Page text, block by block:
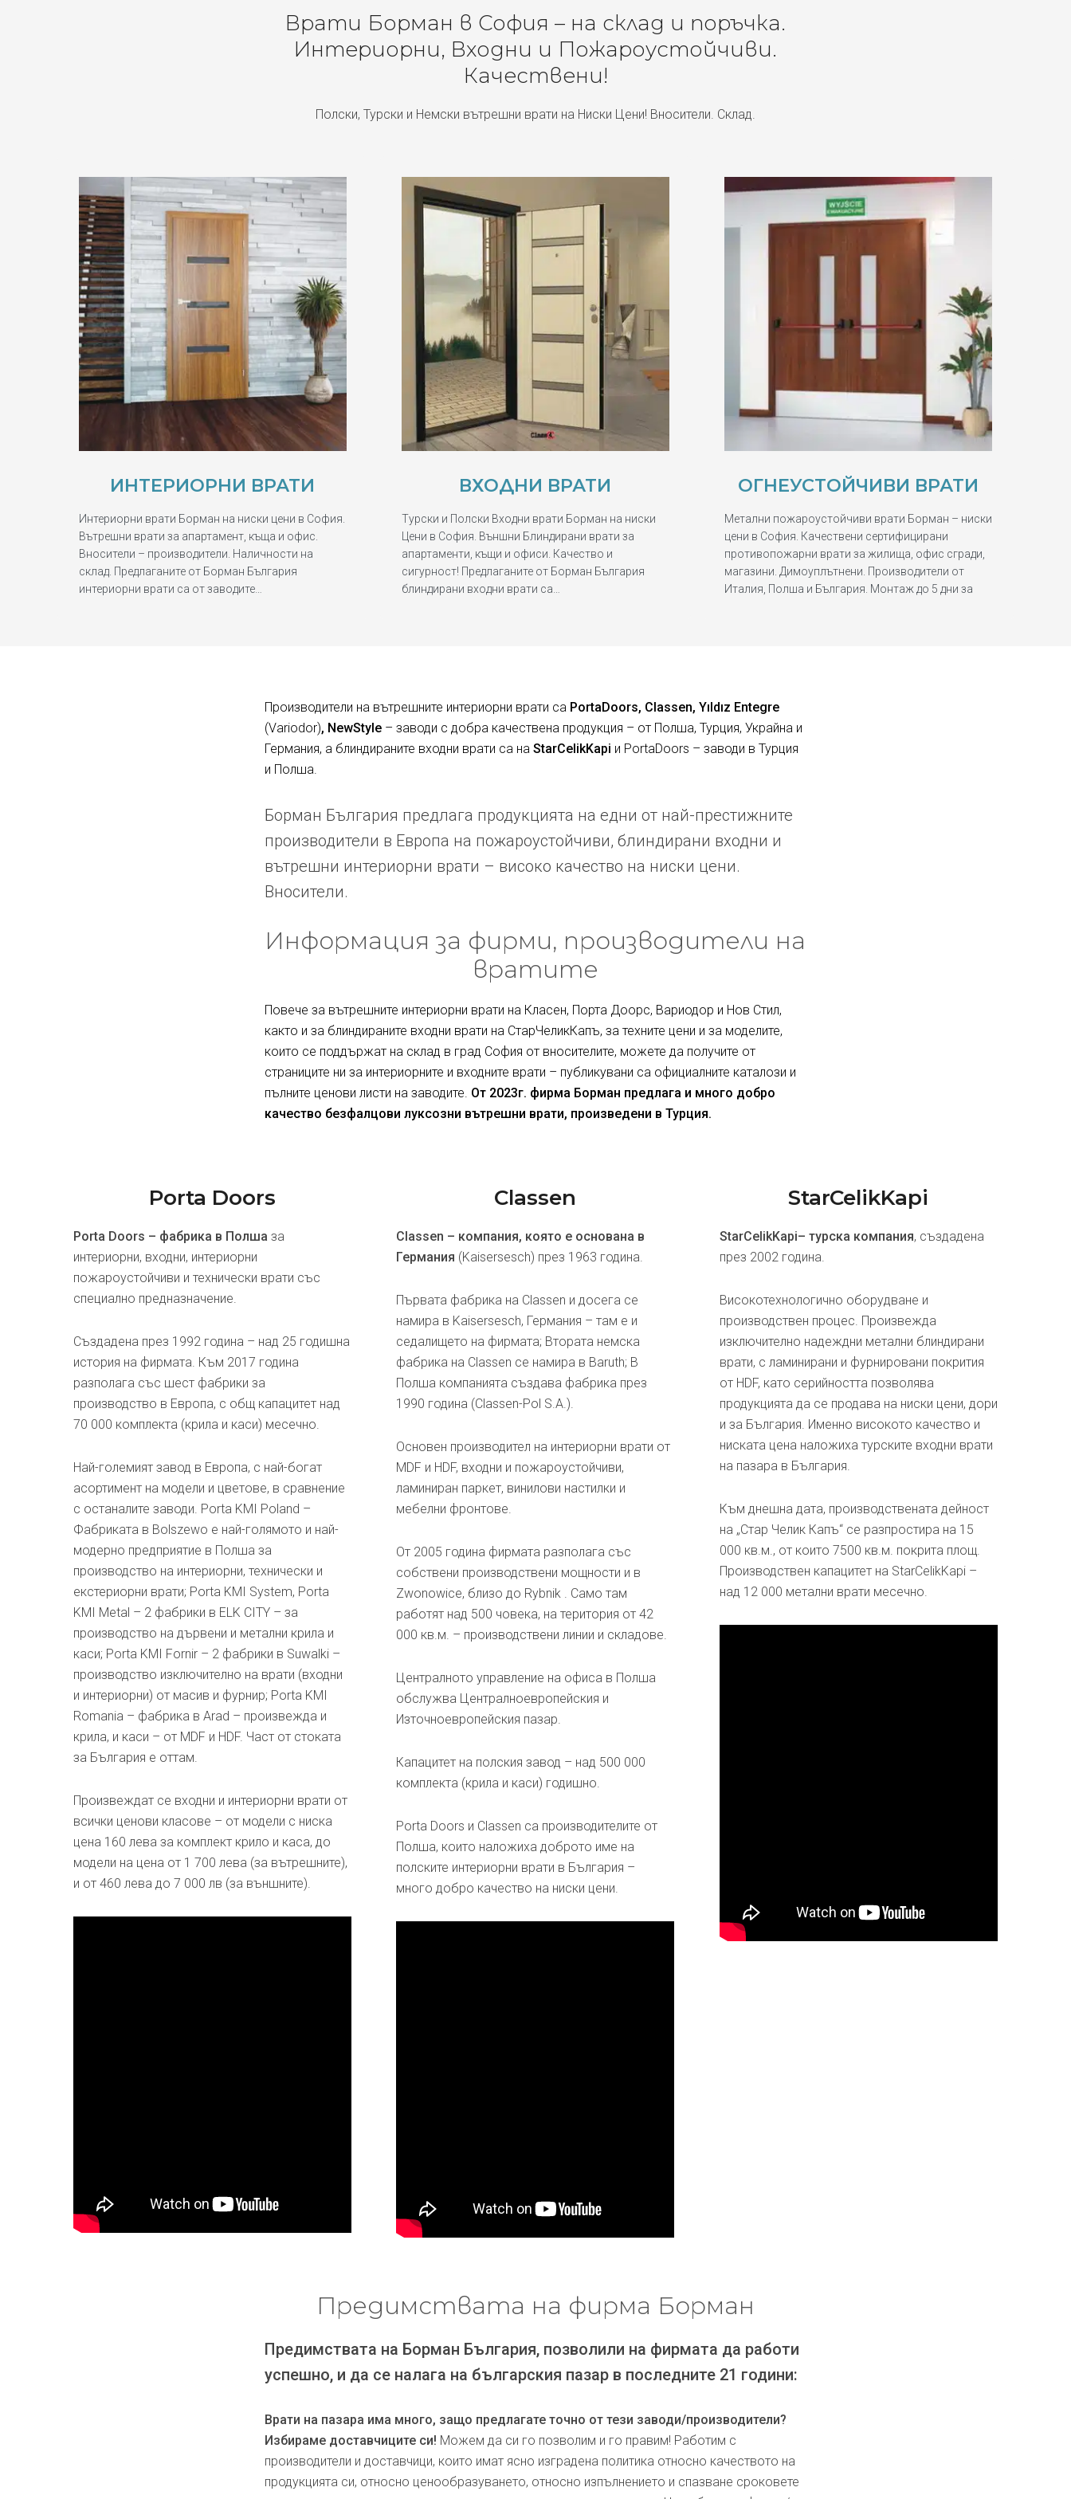
Врати Борман в София – на склад и поръчка.
Интериорни, Входни и Пожароустойчиви.
Качествени!
Полски, Турски и Немски вътрешни врати на Ниски Цени! Вносители. Склад.
ИНТЕРИОРНИ ВРАТИ
Интериорни врати Борман на ниски цени в София.
Вътрешни врати за апартамент, къща и офис.
Вносители – производители. Наличности на
склад. Предлаганите от Борман България
интериорни врати са от заводите…
ВХОДНИ ВРАТИ
Турски и Полски Входни врати Борман на ниски
Цени в София. Външни Блиндирани врати за
апартаменти, къщи и офиси. Качество и
сигурност! Предлаганите от Борман България
блиндирани входни врати са…
ОГНЕУСТОЙЧИВИ ВРАТИ
Метални пожароустойчиви врати Борман – ниски
цени в София. Качествени сертифицирани
противопожарни врати за жилища, офис сгради,
магазини. Димоуплътнени. Производители от
Италия, Полша и България. Монтаж до 5 дни за
Производители на вътрешните интериорни врати са PortaDoors, Classen, Yıldız Entegre
(Variodor), NewStyle– заводи с добра качествена продукция – от Полша, Турция, Украйна и
Германия, а блиндираните входни врати са на StarCelikKapi и PortaDoors – заводи в Турция
и Полша.
Борман България предлага продукцията на едни от най-престижните
производители в Европа на пожароустойчиви, блиндирани входни и
вътрешни интериорни врати – високо качество на ниски цени.
Вносители.
Информация за фирми, производители на
вратите
Повече за вътрешните интериорни врати на Класен, Порта Доорс, Вариодор и Нов Стил,
както и за блиндираните входни врати на СтарЧеликКапъ, за техните цени и за моделите,
които се поддържат на склад в град София от вносителите, можете да получите от
страниците ни за интериорните и входните врати – публикувани са официалните каталози и
пълните ценови листи на заводите. От 2023г. фирма Борман предлага и много добро
качество безфалцови луксозни вътрешни врати, произведени в Турция.
Porta Doors
Porta Doors – фабрика в Полша за
интериорни, входни, интериорни
пожароустойчиви и технически врати със
специално предназначение.
Създадена през 1992 година – над 25 годишна
история на фирмата. Към 2017 година
разполага със шест фабрики за
производство в Европа, с общ капацитет над
70 000 комплекта (крила и каси) месечно.
Най-големият завод в Европа, с най-богат
асортимент на модели и цветове, в сравнение
с останалите заводи. Porta KMI Poland –
Фабриката в Bolszewo е най-голямото и най-
модерно предприятие в Полша за
производство на интериорни, технически и
екстериорни врати; Porta KMI System, Porta
KMI Metal – 2 фабрики в ELK CITY – за
производство на дървени и метални крила и
каси; Porta KMI Fornir – 2 фабрики в Suwalki –
производство изключително на врати (входни
и интериорни) от масив и фурнир; Porta KMI
Romania – фабрика в Arad – произвежда и
крила, и каси – от MDF и HDF. Част от стоката
за България е оттам.
Произвеждат се входни и интериорни врати от
всички ценови класове – от модели с ниска
цена 160 лева за комплект крило и каса, до
модели на цена от 1 700 лева (за вътрешните),
и от 460 лева до 7 000 лв (за външните).
Classen
Classen – компания, която е основана в
Германия (Kaisersesch) през 1963 година.
Първата фабрика на Classen и досега се
намира в Kaisersesch, Германия – там е и
седалището на фирмата; Втората немска
фабрика на Classen се намира в Baruth; В
Полша компанията създава фабрика през
1990 година (Classen-Pol S.A.).
Основен производител на интериорни врати от
MDF и HDF, входни и пожароустойчиви,
ламиниран паркет, винилови настилки и
мебелни фронтове.
От 2005 година фирмата разполага със
собствени производствени мощности и в
Zwonowice, близо до Rybnik . Само там
работят над 500 човека, на територия от 42
000 кв.м. – производствени линии и складове.
Централното управление на офиса в Полша
обслужва Централноевропейския и
Източноевропейския пазар.
Капацитет на полския завод – над 500 000
комплекта (крила и каси) годишно.
Porta Doors и Classen са производителите от
Полша, които наложиха доброто име на
полските интериорни врати в България –
много добро качество на ниски цени.
StarCelikKapi
StarCelikKapi– турска компания, създадена
през 2002 година.
Високотехнологично оборудване и
производствен процес. Произвежда
изключително надеждни метални блиндирани
врати, с ламинирани и фурнировани покрития
от HDF, като серийността позволява
продукцията да се продава на ниски цени, дори
и за България. Именно високото качество и
ниската цена наложиха турските входни врати
на пазара в България.
Към днешна дата, производствената дейност
на „Стар Челик Капъ“ се разпростира на 15
000 кв.м., от които 7500 кв.м. покрита площ.
Производствен капацитет на StarCelikKapi –
над 12 000 метални врати месечно.
Предимствата на фирма Борман
Предимствата на Борман България, позволили на фирмата да работи
успешно, и да се налага на българския пазар в последните 21 години:
Врати на пазара има много, защо предлагате точно от тези заводи/производители?
Избираме доставчиците си! Можем да си го позволим и го правим! Работим с
производители и доставчици, които имат ясно изградена политика относно качеството на
продукцията си, относно ценообразуването, относно изпълнението и спазване сроковете